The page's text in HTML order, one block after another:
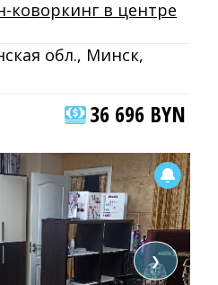
коворкинг в центре
обл., Минск,
36 696 BYN
❯